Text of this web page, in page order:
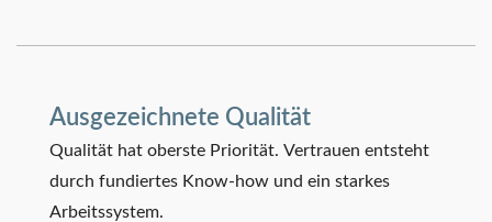
Ausgezeichnete Qualität
Qualität hat oberste Priorität. Vertrauen entsteht
durch fundiertes Know-how und ein starkes
Arbeitssystem.